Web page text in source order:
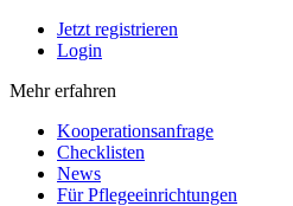
Jetzt registrieren
Login
Mehr erfahren
Kooperationsanfrage
Checklisten
News
Für Pflegeeinrichtungen